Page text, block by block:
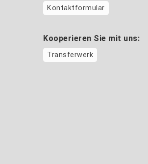
Kontaktformular
Kooperieren Sie mit uns:
Transferwerk